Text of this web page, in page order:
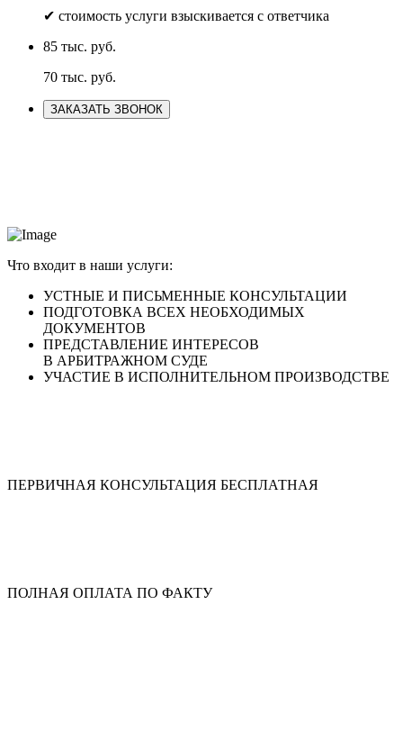
✔ стоимость услуги взыскивается с ответчика
85 тыс. руб.
70 тыс. руб.
ЗАКАЗАТЬ ЗВОНОК
Что входит в наши услуги:
УСТНЫЕ И ПИСЬМЕННЫЕ КОНСУЛЬТАЦИИ
ПОДГОТОВКА ВСЕХ НЕОБХОДИМЫХ
ДОКУМЕНТОВ
ПРЕДСТАВЛЕНИЕ ИНТЕРЕСОВ
В АРБИТРАЖНОМ СУДЕ
УЧАСТИЕ В ИСПОЛНИТЕЛЬНОМ ПРОИЗВОДСТВЕ
ПЕРВИЧНАЯ КОНСУЛЬТАЦИЯ БЕСПЛАТНАЯ
ПОЛНАЯ ОПЛАТА ПО ФАКТУ